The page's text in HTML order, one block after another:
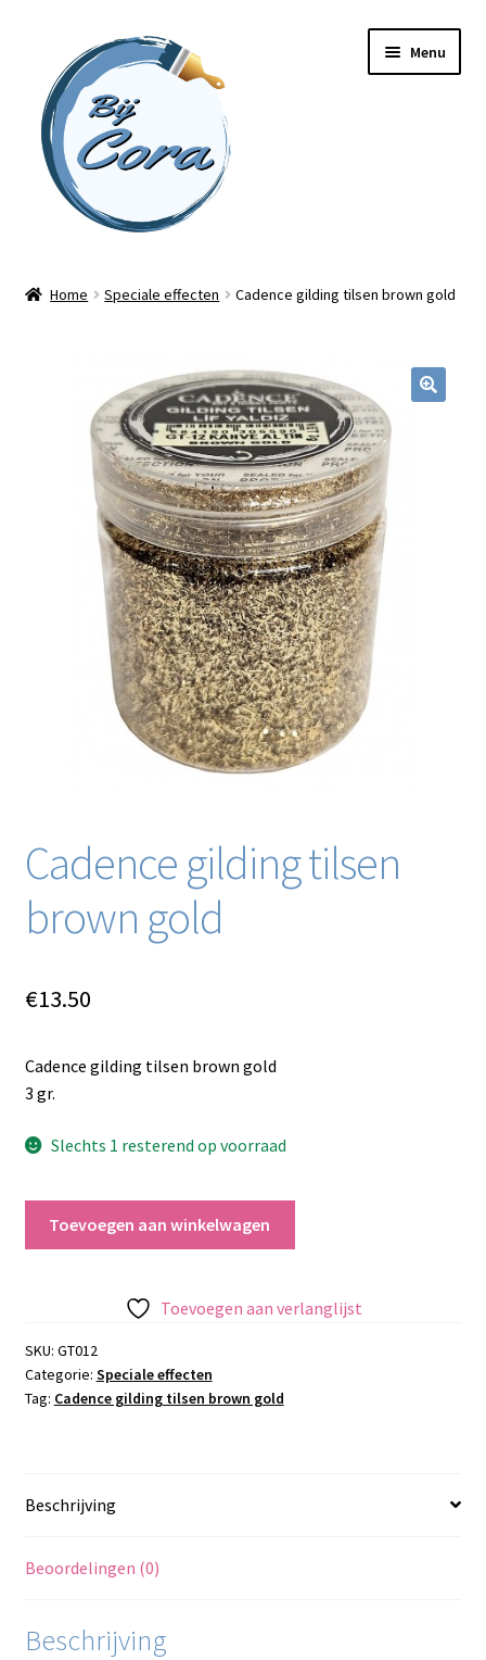
naar
navigatie
inhoud
Menu
Online cursussen
Blog / DIY / Tutorials
Home Speciale effecten Cadence gilding tilsen brown gold
Cadence gilding tilsen
brown gold
€13.50
Cadence gilding tilsen brown gold
3 gr.
Slechts 1 resterend op voorraad
aantal
Toevoegen aan winkelwagen
Toevoegen aan verlanglijst
SKU: GT012
Categorie: Speciale effecten
Tag: Cadence gilding tilsen brown gold
Beschrijving
Beoordelingen (0)
Beschrijving